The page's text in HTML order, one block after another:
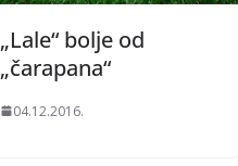
„Lale“ bolje od
„čarapana“
04.12.2016.